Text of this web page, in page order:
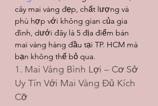
cây mai vàng đẹp, chất lượng và
phù hợp với không gian của gia
đình, dưới đây là 5 địa điểm bán
mai vàng hàng đầu tại TP. HCM mà
bạn không thể bỏ qua.
1. Mai Vàng Bình Lợi – Cơ Sở
Uy Tín Với Mai Vàng Đủ Kích
Cỡ